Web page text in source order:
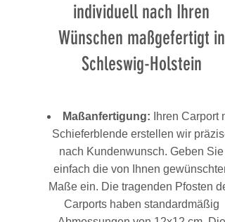
individuell nach Ihren
Wünschen maßgefertigt in
Schleswig-Holstein
Maßanfertigung: Ihren Carport
Schieferblende erstellen wir präzise
nach Kundenwunsch. Geben Sie
einfach die von Ihnen gewünschten
Maße ein. Die tragenden Pfosten
Carports haben standardmäßig